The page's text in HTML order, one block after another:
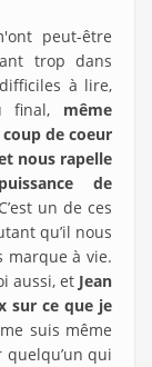
peut-être
trop dans
à lire,
final, même
de coeur
nous rapelle
de
un de ces
qu’il nous
marque à vie.
aussi, et Jean
sur ce que je
suis même
qui